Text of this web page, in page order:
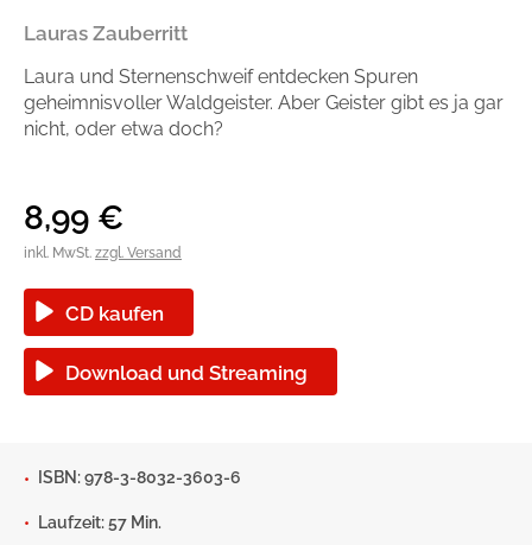
Ratgeber und Sachbuch
Reihen
Handel
Presse
Autorinnen und Autoren
Lauras Zauberritt
Laura und Sternenschweif entdecken Spuren
geheimnisvoller Waldgeister. Aber Geister gibt es ja gar
nicht, oder etwa doch?
8,99 €
inkl. MwSt. zzgl. Versand
CD kaufen
Download und Streaming
ISBN: 978-3-8032-3603-6
Laufzeit: 57 Min.